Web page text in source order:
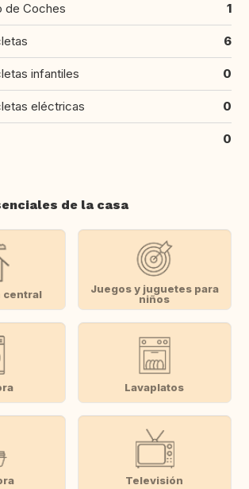
de Coches 1
6
infantiles 0
eléctricas 0
0
de la casa
central
Juegos y juguetes para
niños
Lavaplatos
Televisión